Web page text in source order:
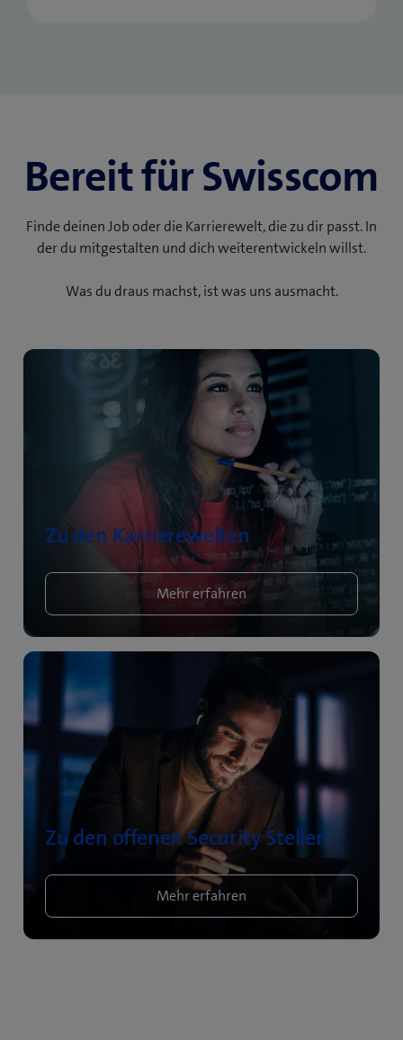
Bereit für Swisscom
Finde deinen Job oder die Karrierewelt, die zu dir passt. In
der du mitgestalten und dich weiterentwickeln willst.
Was du draus machst, ist was uns ausmacht.
Zu den Karrierewelten
Mehr erfahren
Zu den offenen Security Stellen
Mehr erfahren